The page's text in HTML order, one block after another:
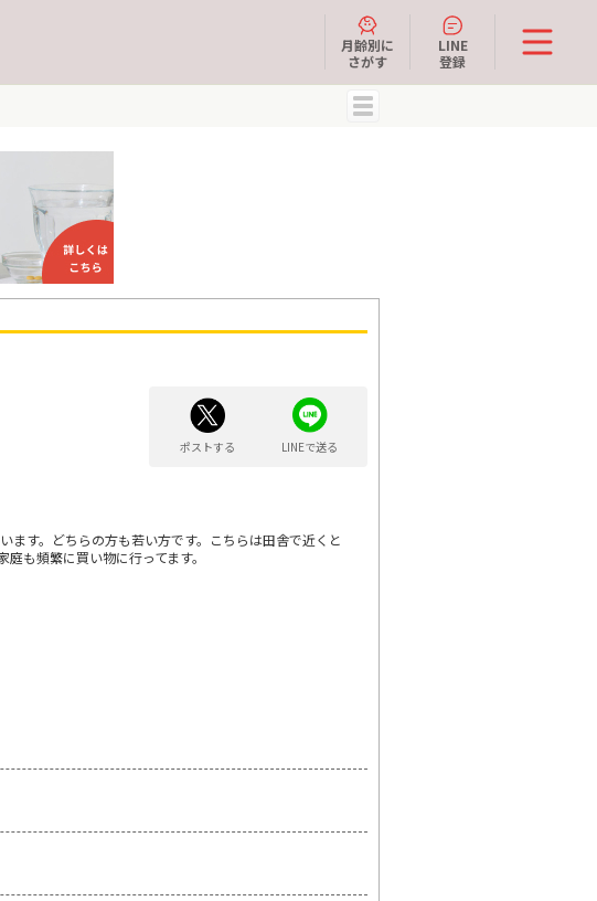
月齢別に
さがす
LINE
登録
ポストする LINEで送る
す。どちらの方も若い方です。こちらは田舎で近くと
も頻繁に買い物に行ってます。